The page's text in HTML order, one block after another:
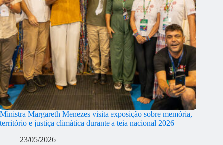
Ministra Margareth Menezes visita exposição sobre memória,
território e justiça climática durante a teia nacional 2026
23/05/2026